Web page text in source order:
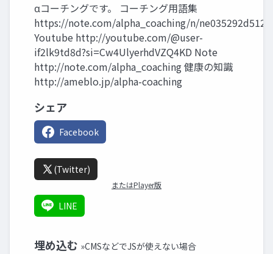
αコーチングです。 コーチング用語集
https://note.com/alpha_coaching/n/ne035292d5125
Youtube http://youtube.com/@user-
if2lk9td8d?si=Cw4UlyerhdVZQ4KD Note
http://note.com/alpha_coaching 健康の知識
http://ameblo.jp/alpha-coaching
シェア
Facebook
(Twitter)
またはPlayer版
LINE
埋め込む »CMSなどでJSが使えない場合